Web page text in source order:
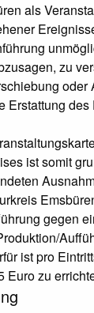
als
zu
oder
Erstattung
ist somit
gegen
ist pro
Euro zu